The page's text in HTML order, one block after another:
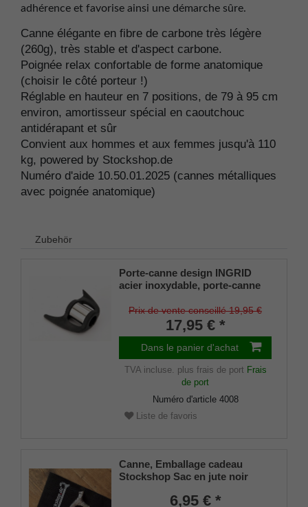
adhérence et favorise ainsi une démarche sûre.
Canne élégante en fibre de carbone très légère
(260g), très stable et d'aspect carbone.
Poignée relax confortable de forme anatomique
(choisir le côté porteur !)
Réglable en hauteur en 7 positions, de 79 à 95 cm
environ, amortisseur spécial en caoutchouc
antidérapant et sûr
Convient aux hommes et aux femmes jusqu'à 110
kg, powered by Stockshop.de
Numéro d'aide 10.50.01.2025 (cannes métalliques
avec poignée anatomique)
Zubehör
Porte-canne design INGRID
acier inoxydable, porte-canne
22mm), caoutchouc souple
Prix de vente conseillé 19,95 €
17,95 € *
Dans le panier d'achat
TVA incluse. plus frais de port Frais
de port
Numéro d'article 4008
Liste de favoris
Canne, Emballage cadeau
Stockshop Sac en jute noir
6,95 € *